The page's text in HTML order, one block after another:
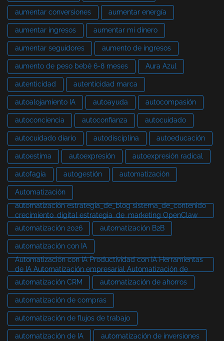
aumentar conversiones aumentar energía
aumentar ingresos aumentar mi dinero
aumentar seguidores aumento de ingresos
aumento de peso bebé 6-8 meses Aura Azul
autenticidad autenticidad marca
autoalojamiento IA autoayuda autocompasión
autoconciencia autoconfianza autocuidado
autocuidado diario autodisciplina autoeducación
autoestima autoexpresión autoexpresión radical
autofagia autogestión automatización
Automatización
automatización estrategia_de_blog sistema_de_contenido
crecimiento_digital estrategia_de_marketing OpenClaw
automatización 2026
automatización B2B
automatización con IA
Automatización con IA Productividad con IA Herramientas
de IA Automatización empresarial Automatización de
automatización CRM
automatización de ahorros
automatización de compras
automatización de flujos de trabajo
automatización de IA automatización de inversiones